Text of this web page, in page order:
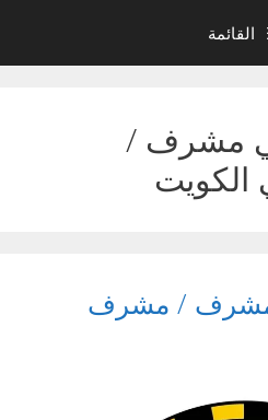
القائمة
مشرف /
مشرف / مشرف